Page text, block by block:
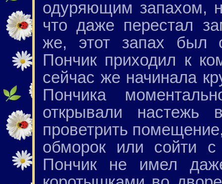
одуряющим запахом,
что даже перестал
же, этот запах был
Пончик приходил к
сейчас же начинала
Пончика
открывали
проветрить
обморок или сойти
Пончик не имел